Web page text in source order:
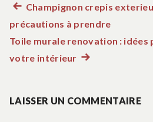
Navigation
de
Article
précédent :
Champignon crepis
précautions à prendre
Toile murale renovation :
votre intérieurArticle
LAISSER UN COMMENTAIRE